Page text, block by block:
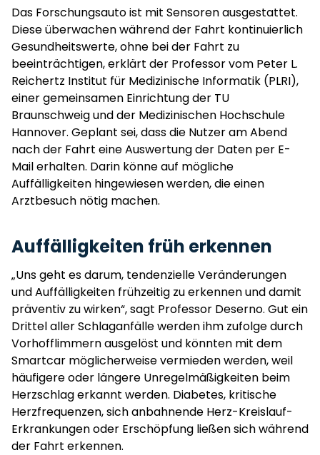
Das Forschungsauto ist mit Sensoren ausgestattet.
Diese überwachen während der Fahrt kontinuierlich
Gesundheitswerte, ohne bei der Fahrt zu
beeinträchtigen, erklärt der Professor vom Peter L.
Reichertz Institut für Medizinische Informatik (PLRI),
einer gemeinsamen Einrichtung der TU
Braunschweig und der Medizinischen Hochschule
Hannover. Geplant sei, dass die Nutzer am Abend
nach der Fahrt eine Auswertung der Daten per E-
Mail erhalten. Darin könne auf mögliche
Auffälligkeiten hingewiesen werden, die einen
Arztbesuch nötig machen.
Auffälligkeiten früh erkennen
„Uns geht es darum, tendenzielle Veränderungen
und Auffälligkeiten frühzeitig zu erkennen und damit
präventiv zu wirken“, sagt Professor Deserno. Gut ein
Drittel aller Schlaganfälle werden ihm zufolge durch
Vorhofflimmern ausgelöst und könnten mit dem
Smartcar möglicherweise vermieden werden, weil
häufigere oder längere Unregelmäßigkeiten beim
Herzschlag erkannt werden. Diabetes, kritische
Herzfrequenzen, sich anbahnende Herz-Kreislauf-
Erkrankungen oder Erschöpfung ließen sich während
der Fahrt erkennen.